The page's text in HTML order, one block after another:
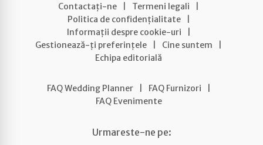
Contactați-ne Termeni legali
Politica de confidențialitate
Informații despre cookie-uri
Gestionează-ți preferințele
Cine suntem
Echipa editorială
FAQ Wedding Planner FAQ Furnizori
FAQ Evenimente
Urmareste-ne pe: